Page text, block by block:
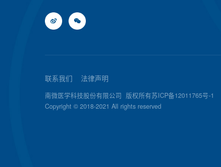
联系我们 法律声明
南微医学科技股份有限公司 版权所有苏ICP备12011765号-1
Copyright © 2018-2021 All rights reserved